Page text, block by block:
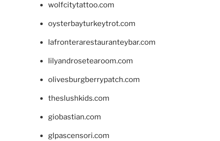
wolfcitytattoo.com
oysterbayturkeytrot.com
lafronterarestauranteybar.com
lilyandrosetearoom.com
olivesburgberrypatch.com
theslushkids.com
giobastian.com
glpascensori.com